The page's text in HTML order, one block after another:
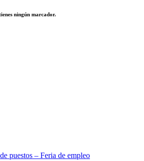
ningún marcador.
puestos – Feria de empleo